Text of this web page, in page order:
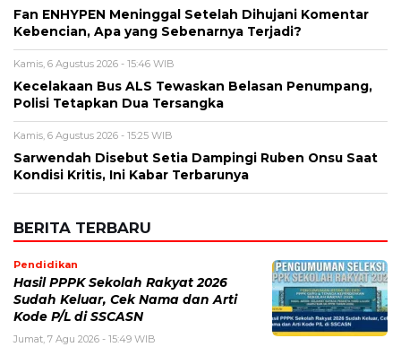
Fan ENHYPEN Meninggal Setelah Dihujani Komentar
Kebencian, Apa yang Sebenarnya Terjadi?
Kamis, 6 Agustus 2026 - 15:46 WIB
Kecelakaan Bus ALS Tewaskan Belasan Penumpang,
Polisi Tetapkan Dua Tersangka
Kamis, 6 Agustus 2026 - 15:25 WIB
Sarwendah Disebut Setia Dampingi Ruben Onsu Saat
Kondisi Kritis, Ini Kabar Terbarunya
BERITA TERBARU
Pendidikan
Hasil PPPK Sekolah Rakyat 2026
Sudah Keluar, Cek Nama dan Arti
Kode P/L di SSCASN
Jumat, 7 Agu 2026 - 15:49 WIB